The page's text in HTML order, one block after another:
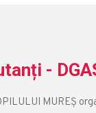
-
MUREŞ